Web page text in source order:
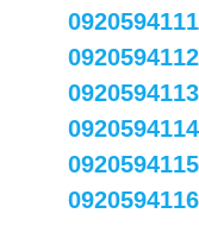
0920594111
0920594112
0920594113
0920594114
0920594115
0920594116